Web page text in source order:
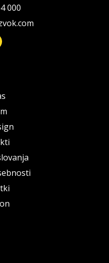
000